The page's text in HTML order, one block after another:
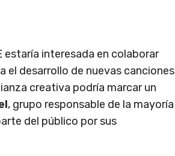
estaría interesada en colaborar
desarrollo de nuevas canciones
creativa podría marcar un
, grupo responsable de la mayoría
del público por sus